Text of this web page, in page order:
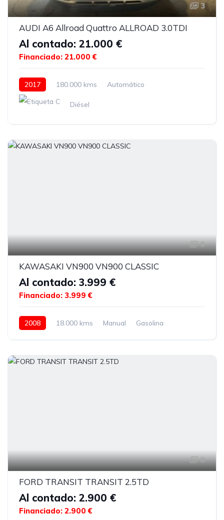
3
AUDI A6 Allroad Quattro ALLROAD 3.0TDI
Al contado: 21.000 €
Financiado: 21.000 €
2017 180.000 kms Automático
Diésel
6
KAWASAKI VN900 VN900 CLASSIC
Al contado: 3.999 €
Financiado: 3.999 €
2008 18.000 kms Manual Gasolina
8
FORD TRANSIT TRANSIT 2.5TD
Al contado: 2.900 €
Financiado: 2.900 €